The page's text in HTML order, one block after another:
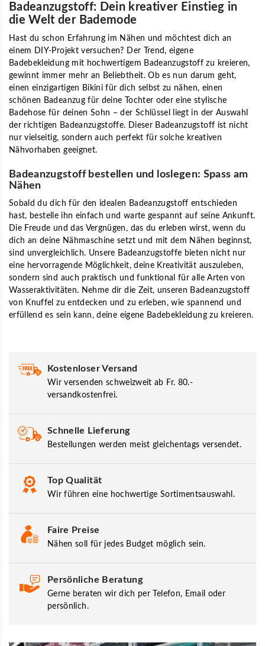
Badeanzugstoff: Dein kreativer Einstieg in
die Welt der Bademode
Hast du schon Erfahrung im Nähen und möchtest dich an
einem DIY-Projekt versuchen? Der Trend, eigene
Badebekleidung mit hochwertigem Badeanzugstoff zu kreieren,
gewinnt immer mehr an Beliebtheit. Ob es nun darum geht,
einen einzigartigen Bikini für dich selbst zu nähen, einen
schönen Badeanzug für deine Tochter oder eine stylische
Badehose für deinen Sohn – der Schlüssel liegt in der Auswahl
der richtigen Badeanzugstoffe. Dieser Badeanzugstoff ist nicht
nur vielseitig, sondern auch perfekt für solche kreativen
Nähvorhaben geeignet.
Badeanzugstoff bestellen und loslegen: Spass am
Nähen
Sobald du dich für den idealen Badeanzugstoff entschieden
hast, bestelle ihn einfach und warte gespannt auf seine Ankunft.
Die Freude und das Vergnügen, das du erleben wirst, wenn du
dich an deine Nähmaschine setzt und mit dem Nähen beginnst,
sind unvergleichlich. Unsere Badeanzugstoffe bieten nicht nur
eine hervorragende Möglichkeit, deine Kreativität auszuleben,
sondern sind auch praktisch und funktional für alle Arten von
Wasseraktivitäten. Nehme dir die Zeit, unseren Badeanzugstoff
von Knuffel zu entdecken und zu erleben, wie spannend und
erfüllend es sein kann, deine eigene Badebekleidung zu kreieren.
Kostenloser Versand
Wir versenden schweizweit ab Fr. 80.-
versandkostenfrei.
Schnelle Lieferung
Bestellungen werden meist gleichentags versendet.
Top Qualität
Wir führen eine hochwertige Sortimentsauswahl.
Faire Preise
Nähen soll für jedes Budget möglich sein.
Persönliche Beratung
Gerne beraten wir dich per Telefon, Email oder
persönlich.